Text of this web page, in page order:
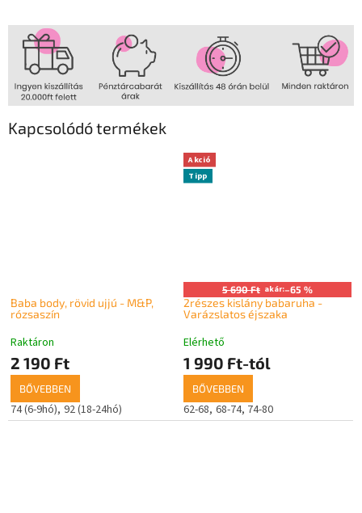
Kapcsolódó termékek
Baba body, rövid ujjú - M&P,
rózsaszín
Raktáron
2 190 Ft
BŐVEBBEN
74 (6-9hó) 92 (18-24hó)
Akció
Tipp
5 690 Ft akár:–65 %
2részes kislány babaruha -
Varázslatos éjszaka
Elérhető
1 990 Ft-tól
BŐVEBBEN
62-68 68-74 74-80